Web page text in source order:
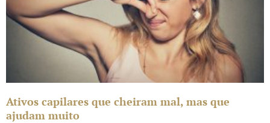
Ativos capilares que cheiram mal, mas que
ajudam muito